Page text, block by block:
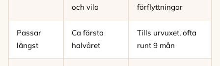
och vila
förflyttningar
Passar
längst
Ca första
halvåret
Tills urvuxet, ofta
runt 9 mån